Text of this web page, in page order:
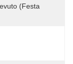
(festa